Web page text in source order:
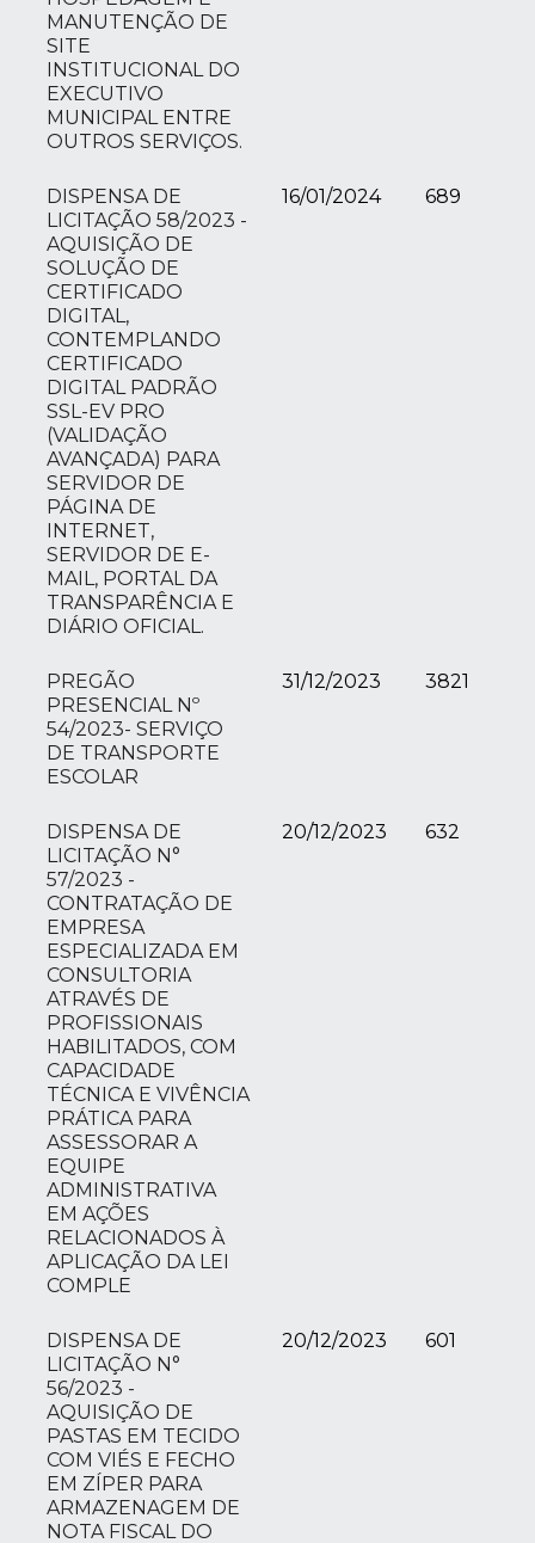
MANUTENÇÃO DE
SITE
INSTITUCIONAL DO
EXECUTIVO
MUNICIPAL ENTRE
OUTROS SERVIÇOS.
DISPENSA DE
LICITAÇÃO 58/2023 -
AQUISIÇÃO DE
SOLUÇÃO DE
CERTIFICADO
DIGITAL,
CONTEMPLANDO
CERTIFICADO
DIGITAL PADRÃO
SSL-EV PRO
(VALIDAÇÃO
AVANÇADA) PARA
SERVIDOR DE
PÁGINA DE
INTERNET,
SERVIDOR DE E-
MAIL, PORTAL DA
TRANSPARÊNCIA E
DIÁRIO OFICIAL.
16/01/2024 689
PREGÃO
PRESENCIAL Nº
54/2023- SERVIÇO
DE TRANSPORTE
ESCOLAR
31/12/2023 3821
DISPENSA DE
LICITAÇÃO N°
57/2023 -
CONTRATAÇÃO DE
EMPRESA
ESPECIALIZADA EM
CONSULTORIA
ATRAVÉS DE
PROFISSIONAIS
HABILITADOS, COM
CAPACIDADE
TÉCNICA E VIVÊNCIA
PRÁTICA PARA
ASSESSORAR A
EQUIPE
ADMINISTRATIVA
EM AÇÕES
RELACIONADOS À
APLICAÇÃO DA LEI
COMPLE
20/12/2023 632
DISPENSA DE
LICITAÇÃO N°
56/2023 -
AQUISIÇÃO DE
PASTAS EM TECIDO
COM VIÉS E FECHO
EM ZÍPER PARA
ARMAZENAGEM DE
NOTA FISCAL DO
20/12/2023 601